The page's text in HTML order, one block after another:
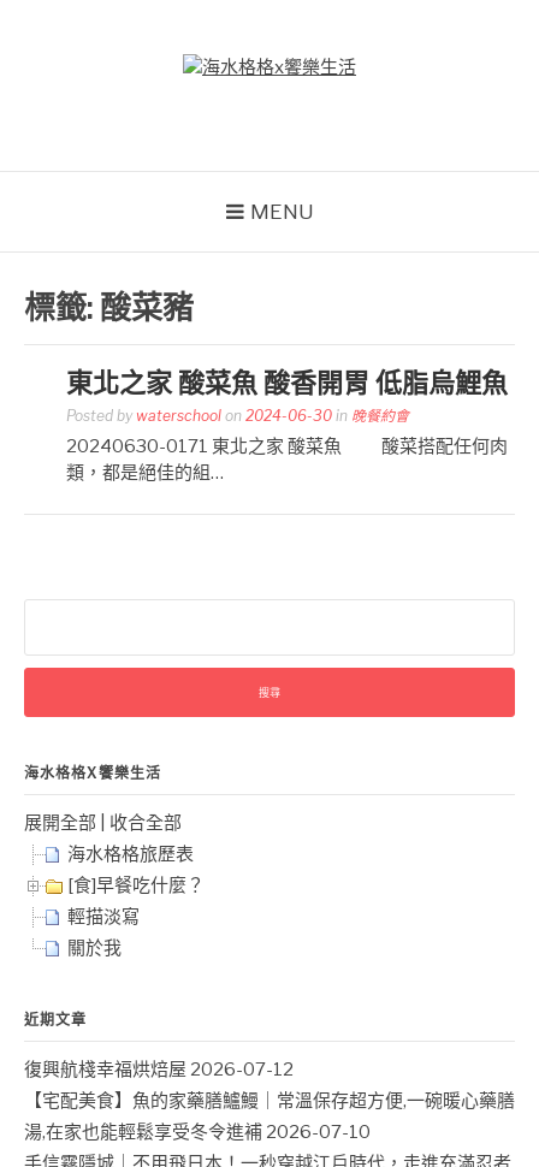
MENU
標籤: 酸菜豬
東北之家 酸菜魚 酸香開胃 低脂烏鯉魚
Posted by waterschool on 2024-06-30 in 晚餐約會
20240630-0171 東北之家 酸菜魚 酸菜搭配任何肉
類，都是絕佳的組…
關
字:
海水格格X饗樂生活
展開全部
收合全部
海水格格旅歷表
[食]早餐吃什麼？
輕描淡寫
關於我
近期文章
復興航棧幸福烘焙屋 2026-07-12
【宅配美食】魚的家藥膳鱸鰻｜常溫保存超方便,一碗暖心藥膳
湯,在家也能輕鬆享受冬令進補 2026-07-10